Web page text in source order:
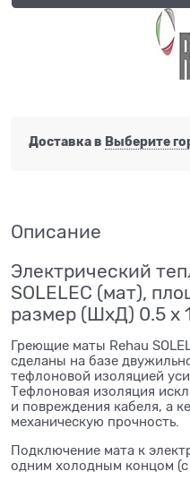
Доставка в Выберите
Описание
Электрический
SOLELEC (мат),
размер (ШхД) 0.5 х
Греющие маты Rehau
сделаны на базе
тефлоновой изоляцией
Тефлоновая изоляция
и повреждения кабеля, а
механическую прочность.
Подключение мата к
одним холодным концом